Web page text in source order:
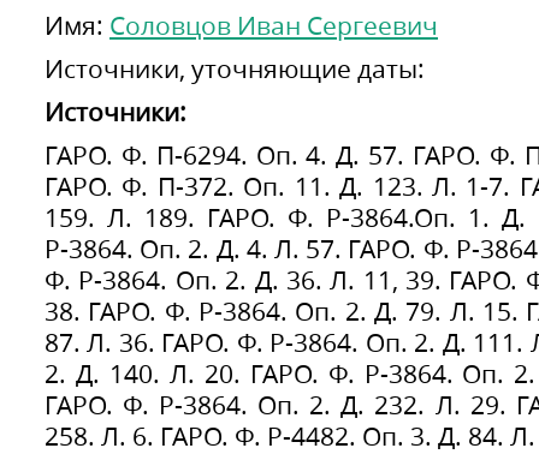
Имя: Соловцов Иван Сергеевич
Источники, уточняющие даты:
Источники:
ГАРО. Ф. П-6294. Оп. 4. Д. 57. ГАРО. Ф.
ГАРО. Ф. П-372. Оп. 11. Д. 123. Л. 1-7.
159. Л. 189. ГАРО. Ф. Р-3864.Оп. 1.
Р-3864. Оп. 2. Д. 4. Л. 57. ГАРО. Ф. Р-
Ф. Р-3864. Оп. 2. Д. 36. Л. 11, 39. ГАРО.
38. ГАРО. Ф. Р-3864. Оп. 2. Д. 79. Л. 15.
87. Л. 36. ГАРО. Ф. Р-3864. Оп. 2. Д.
2. Д. 140. Л. 20. ГАРО. Ф. Р-3864. Оп.
ГАРО. Ф. Р-3864. Оп. 2. Д. 232. Л. 29.
258. Л. 6. ГАРО. Ф. Р-4482. Оп. 3. Д. 84.